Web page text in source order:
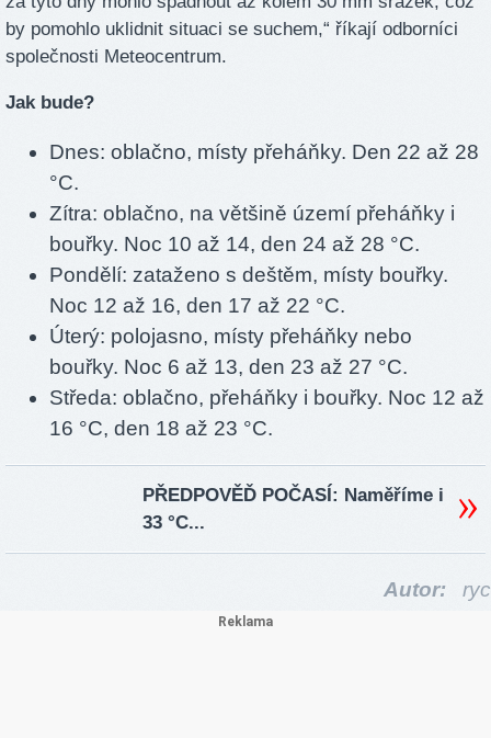
by pomohlo uklidnit situaci se suchem,“ říkají odborníci
společnosti Meteocentrum.
Jak bude?
Dnes: oblačno, místy přeháňky. Den 22 až 28
°C.
Zítra: oblačno, na většině území přeháňky i
bouřky. Noc 10 až 14, den 24 až 28 °C.
Pondělí: zataženo s deštěm, místy bouřky.
Noc 12 až 16, den 17 až 22 °C.
Úterý: polojasno, místy přeháňky nebo
bouřky. Noc 6 až 13, den 23 až 27 °C.
Středa: oblačno, přeháňky i bouřky. Noc 12 až
16 °C, den 18 až 23 °C.
PŘEDPOVĚĎ POČASÍ: Naměříme i
33 °C...
Autor: ryc